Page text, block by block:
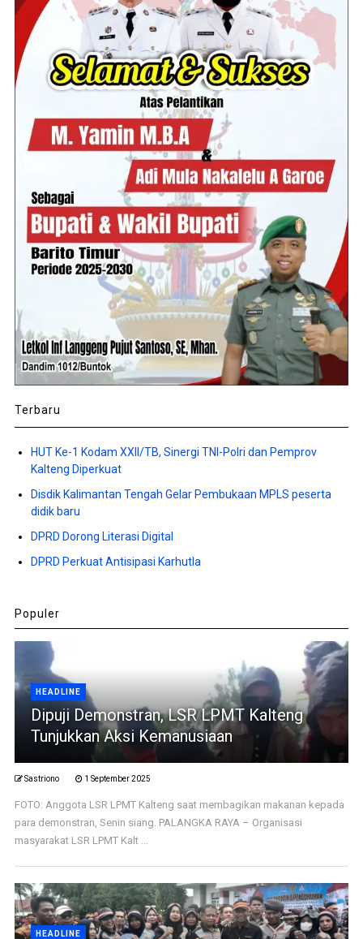
Terbaru
HUT Ke-1 Kodam XXII/TB, Sinergi TNI-Polri dan Pemprov
Kalteng Diperkuat
Disdik Kalimantan Tengah Gelar Pembukaan MPLS peserta
didik baru
DPRD Dorong Literasi Digital
DPRD Perkuat Antisipasi Karhutla
Populer
HEADLINE
Dipuji Demonstran, LSR LPMT Kalteng
Tunjukkan Aksi Kemanusiaan
Sastriono 1 September 2025
FOTO: Anggota LSR LPMT Kalteng saat membagikan makanan kepada
para demonstran, Senin siang. PALANGKA RAYA – Organisasi
masyarakat LSR LPMT Kalt ...
HEADLINE